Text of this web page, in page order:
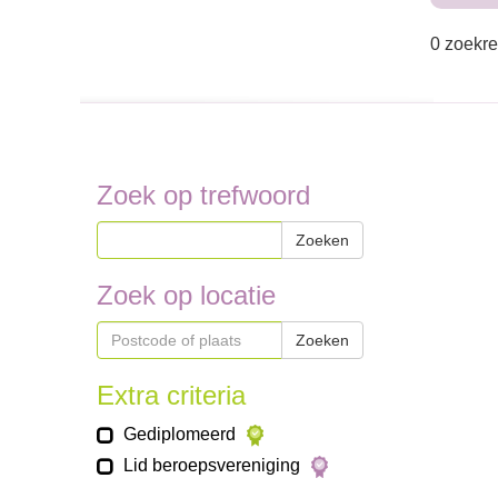
0
Zoek op trefwoord
Zoeken
Zoek op locatie
Zoeken
Extra criteria
Gediplomeerd
Lid beroepsvereniging